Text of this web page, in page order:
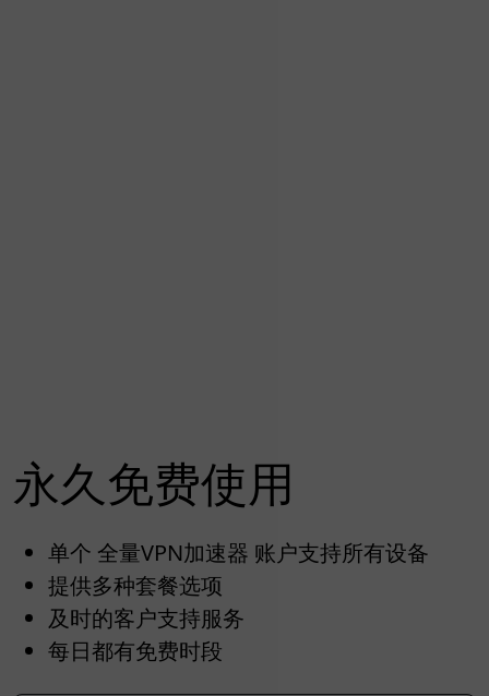
永久免费使用
单个 全量VPN加速器 账户支持所有设备
提供多种套餐选项
及时的客户支持服务
每日都有免费时段